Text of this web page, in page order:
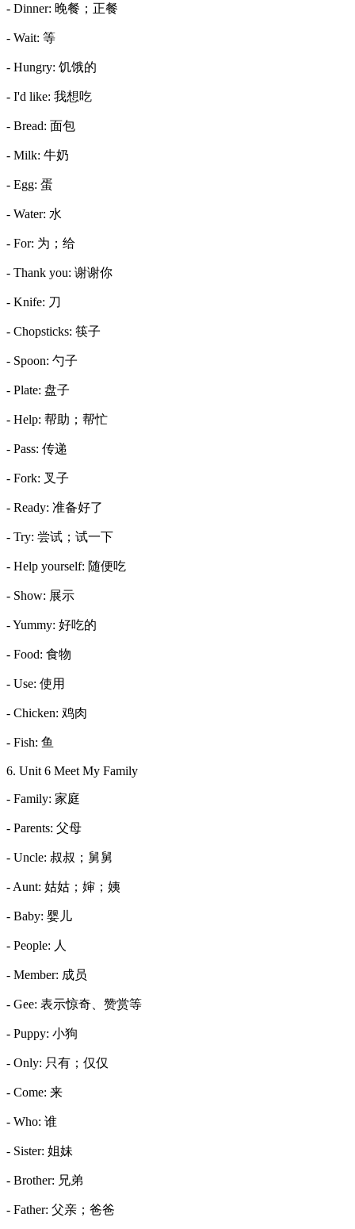
- Dinner: 晚餐；正餐
- Wait: 等
- Hungry: 饥饿的
- I'd like: 我想吃
- Bread: 面包
- Milk: 牛奶
- Egg: 蛋
- Water: 水
- For: 为；给
- Thank you: 谢谢你
- Knife: 刀
- Chopsticks: 筷子
- Spoon: 勺子
- Plate: 盘子
- Help: 帮助；帮忙
- Pass: 传递
- Fork: 叉子
- Ready: 准备好了
- Try: 尝试；试一下
- Help yourself: 随便吃
- Show: 展示
- Yummy: 好吃的
- Food: 食物
- Use: 使用
- Chicken: 鸡肉
- Fish: 鱼
6. Unit 6 Meet My Family
- Family: 家庭
- Parents: 父母
- Uncle: 叔叔；舅舅
- Aunt: 姑姑；婶；姨
- Baby: 婴儿
- People: 人
- Member: 成员
- Gee: 表示惊奇、赞赏等
- Puppy: 小狗
- Only: 只有；仅仅
- Come: 来
- Who: 谁
- Sister: 姐妹
- Brother: 兄弟
- Father: 父亲；爸爸